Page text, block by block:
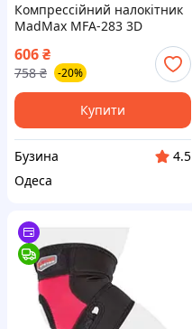
Компрессійний налокітник
MadMax MFA-283 3D
Compressive elbow support
Dark grey/Neon green (1шт.)
L buzyna
606₴
758 ₴ -20%
Купити
Бузина
4.5
Одеса